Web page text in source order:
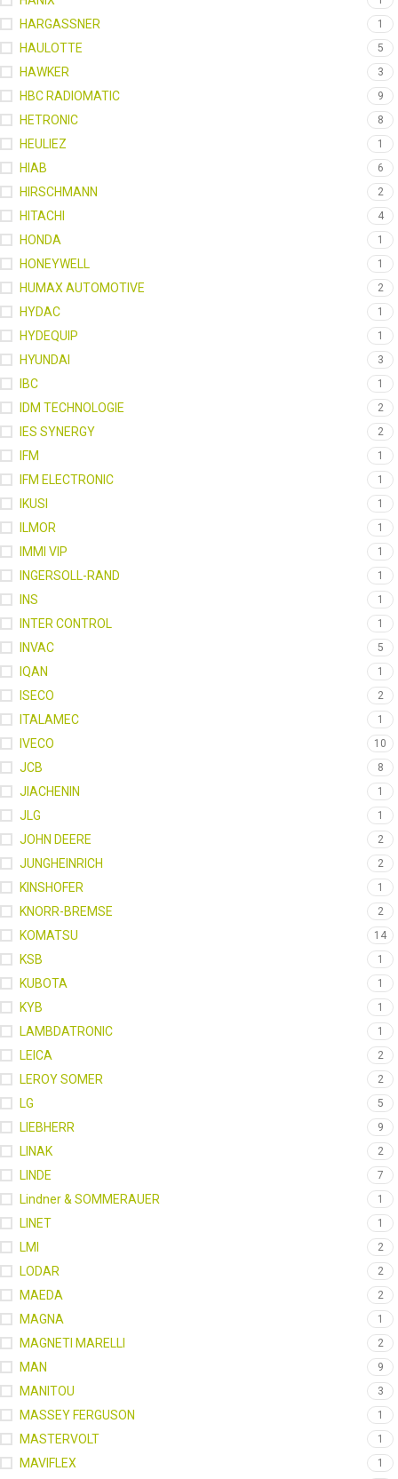
HARGASSNER 1
HAULOTTE 5
HAWKER 3
HBC RADIOMATIC 9
HETRONIC 8
HEULIEZ 1
HIAB 6
HIRSCHMANN 2
HITACHI 4
HONDA 1
HONEYWELL 1
HUMAX AUTOMOTIVE 2
HYDAC 1
HYDEQUIP 1
HYUNDAI 3
IBC 1
IDM TECHNOLOGIE 2
IES SYNERGY 2
IFM 1
IFM ELECTRONIC 1
IKUSI 1
ILMOR 1
IMMI VIP 1
INGERSOLL-RAND 1
INS 1
INTER CONTROL 1
INVAC 5
IQAN 1
ISECO 2
ITALAMEC 1
IVECO 10
JCB 8
JIACHENIN 1
JLG 1
JOHN DEERE 2
JUNGHEINRICH 2
KINSHOFER 1
KNORR-BREMSE 2
KOMATSU 14
KSB 1
KUBOTA 1
KYB 1
LAMBDATRONIC 1
LEICA 2
LEROY SOMER 2
LG 5
LIEBHERR 9
LINAK 2
LINDE 7
Lindner & SOMMERAUER 1
LINET 1
LMI 2
LODAR 2
MAEDA 2
MAGNA 1
MAGNETI MARELLI 2
MAN 9
MANITOU 3
MASSEY FERGUSON 1
MASTERVOLT 1
MAVIFLEX 1